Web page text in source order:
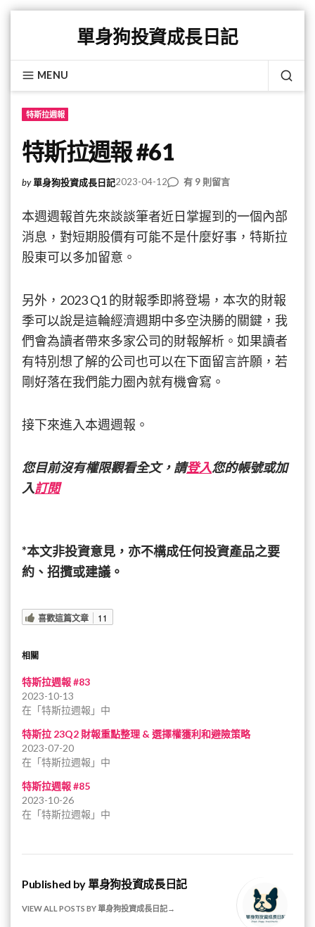
content
單身狗投資成長日記
MENU
特斯拉週報
特斯拉週報 #61
by 單身狗投資成長日記2023-04-12
在
斯
拉
週
有 9 則留言
本週週報首先來談談筆者近日掌握到的一個內部
消息，對短期股價有可能不是什麼好事，特斯拉
股東可以多加留意。
另外，2023 Q1 的財報季即將登場，本次的財報
季可以說是這輪經濟週期中多空決勝的關鍵，我
們會為讀者帶來多家公司的財報解析。如果讀者
有特別想了解的公司也可以在下面留言許願，若
剛好落在我們能力圈內就有機會寫。
接下來進入本週週報。
您目前沒有權限觀看全文，請登入您的帳號或加
入訂閱
*本文非投資意見，亦不構成任何投資產品之要
約、招攬或建議。
喜歡這篇文章 11
相關
特斯拉週報 #83
2023-10-13
在「特斯拉週報」中
特斯拉 23Q2 財報重點整理 & 選擇權獲利和避險策略
2023-07-20
在「特斯拉週報」中
特斯拉週報 #85
2023-10-26
在「特斯拉週報」中
Published by 單身狗投資成長日記
VIEW ALL POSTS BY 單身狗投資成長日記